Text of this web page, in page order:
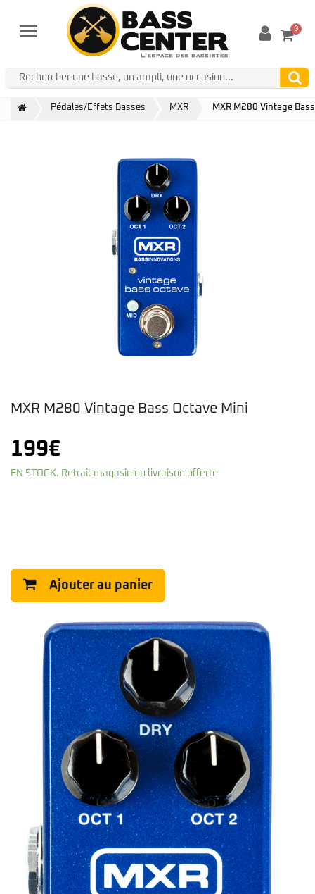
Menu 0
Pédales/Effets Basses MXR MXR M280 Vintage
MXR M280 Vintage Bass Octave Mini
199€
EN STOCK. Retrait magasin ou livraison offerte
Ajouter au panier